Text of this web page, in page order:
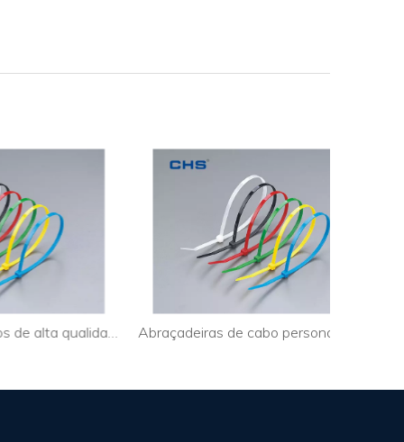
Braçadeiras de cabos de alta qualidade Surelock para uso industrial Abraçadeiras de cabo personalizadas liberáveis ​​para luzes de corda